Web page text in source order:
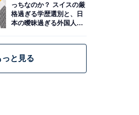
っちなのか？ スイスの厳
格過ぎる学歴選別と、日
本の曖昧過ぎる外国人政
と見る